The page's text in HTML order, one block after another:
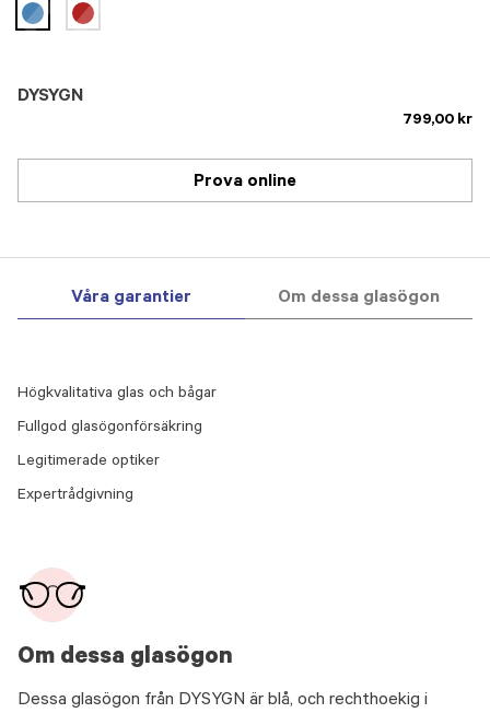
DYSYGN
799,00 kr
selected
Prova online
Våra garantier Om dessa glasögon
Om dessa glasögon
Dessa glasögon från DYSYGN är blå, och rechthoekig i
Högkvalitativa glas och bågar
Fullgod glasögonförsäkring
Legitimerade optiker
Expertrådgivning